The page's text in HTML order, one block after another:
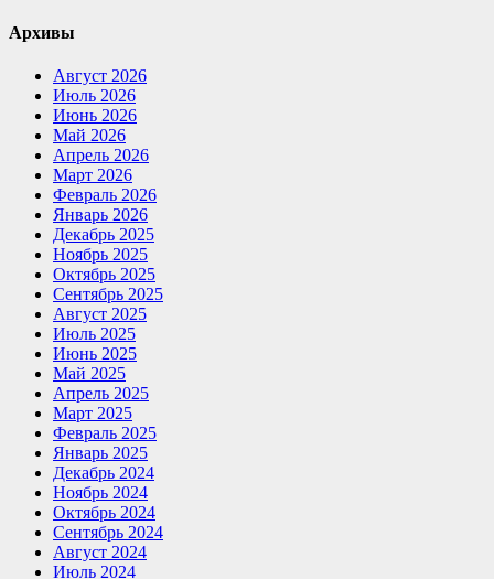
Архивы
Август 2026
Июль 2026
Июнь 2026
Май 2026
Апрель 2026
Март 2026
Февраль 2026
Январь 2026
Декабрь 2025
Ноябрь 2025
Октябрь 2025
Сентябрь 2025
Август 2025
Июль 2025
Июнь 2025
Май 2025
Апрель 2025
Март 2025
Февраль 2025
Январь 2025
Декабрь 2024
Ноябрь 2024
Октябрь 2024
Сентябрь 2024
Август 2024
Июль 2024